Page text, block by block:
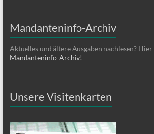
Mandanteninfo-Archiv
Aktuelles und ältere Ausgaben nachlesen? Hier
Mandanteninfo-Archiv!
Unsere Visitenkarten